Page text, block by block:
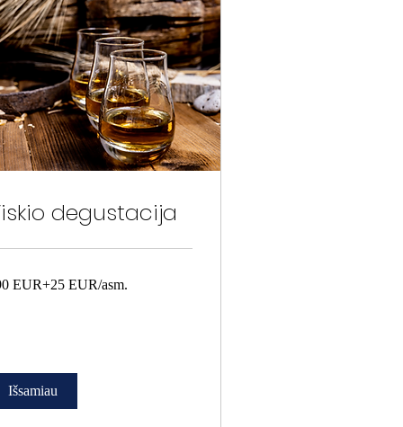
degustacija
EUR+25 EUR/asm.
Išsamiau